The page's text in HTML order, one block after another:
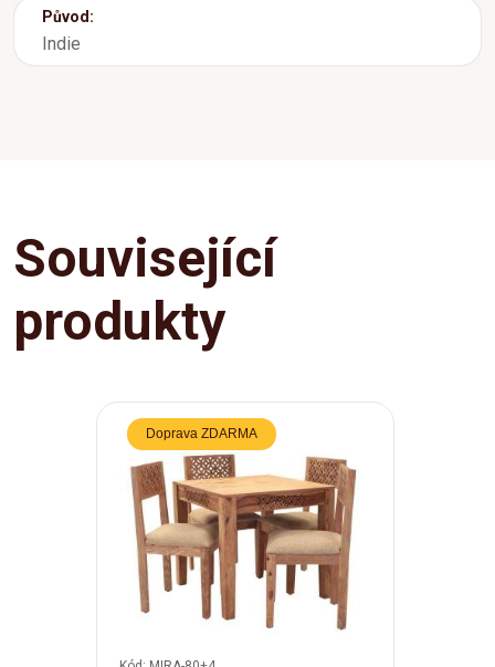
Původ:
Indie
Související
produkty
Doprava ZDARMA